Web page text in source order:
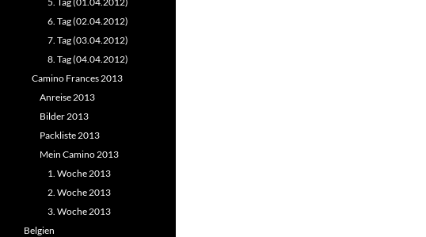
6. Tag (02.04.2012)
7. Tag (03.04.2012)
8. Tag (04.04.2012)
Camino Frances 2013
Anreise 2013
Bilder 2013
Packliste 2013
Mein Camino 2013
1. Woche 2013
2. Woche 2013
3. Woche 2013
Belgien